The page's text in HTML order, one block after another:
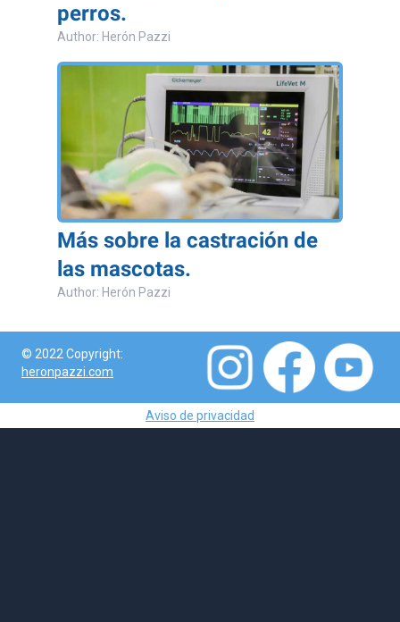
perros.
Author: Herón Pazzi
Más sobre la castración de
las mascotas.
Author: Herón Pazzi
© 2022 Copyright:
heronpazzi.com
Aviso de privacidad